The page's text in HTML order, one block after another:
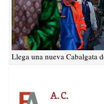
Llega una nueva Cabalgata
A. C.